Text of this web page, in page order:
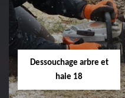
Entreprise taille de haie
18 Cher tel:
02.52.56.49.40
Dessouchage arbre et
haie 18